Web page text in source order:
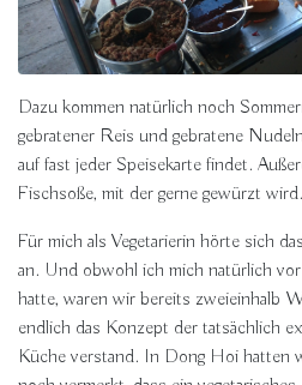
Dazu kommen natürlich noch
gebratener Reis und gebratene
auf fast jeder Speisekarte findet.
Fischsoße, mit der gerne gewürzt wird.
Für mich als Vegetarierin hörte sich
an. Und obwohl ich mich natürlich
hatte, waren wir bereits zweieinhalb
endlich das Konzept der tatsächlich
Küche verstand. In Dong Hoi hatten